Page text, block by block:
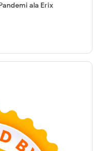
ala Erix